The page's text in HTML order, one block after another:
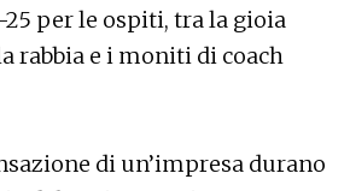
per le ospiti, tra la gioia
rabbia e i moniti di coach
di un’impresa durano